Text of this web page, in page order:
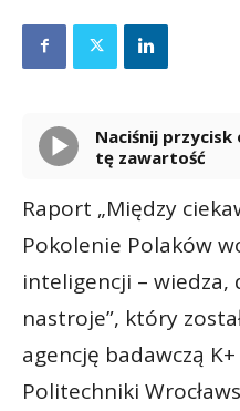
Naciśnij przycisk odtwarzania, aby odsłuchać
tę zawartość
Raport „Między
Pokolenie Polaków
inteligencji – wiedza,
nastroje”, który
agencję badawczą
Politechniki